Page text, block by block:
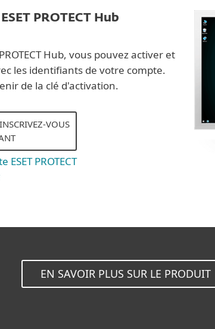
PROTECT Hub
Hub, vous pouvez activer et
les identifiants de votre compte.
de la clé d'activation.
VOUS
PROTECT
EN SAVOIR PLUS SUR LE PRODUIT